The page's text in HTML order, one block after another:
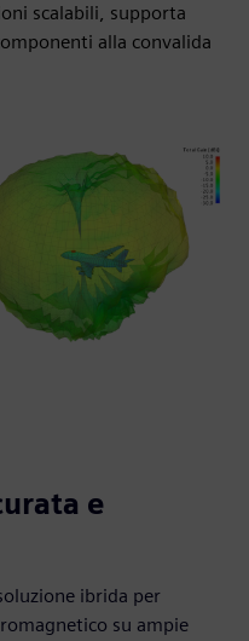
scalabili, supporta
alla convalida
e
ibrida per
su ampie